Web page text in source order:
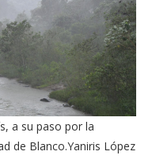
a su paso por la
de Blanco.Yaniris López